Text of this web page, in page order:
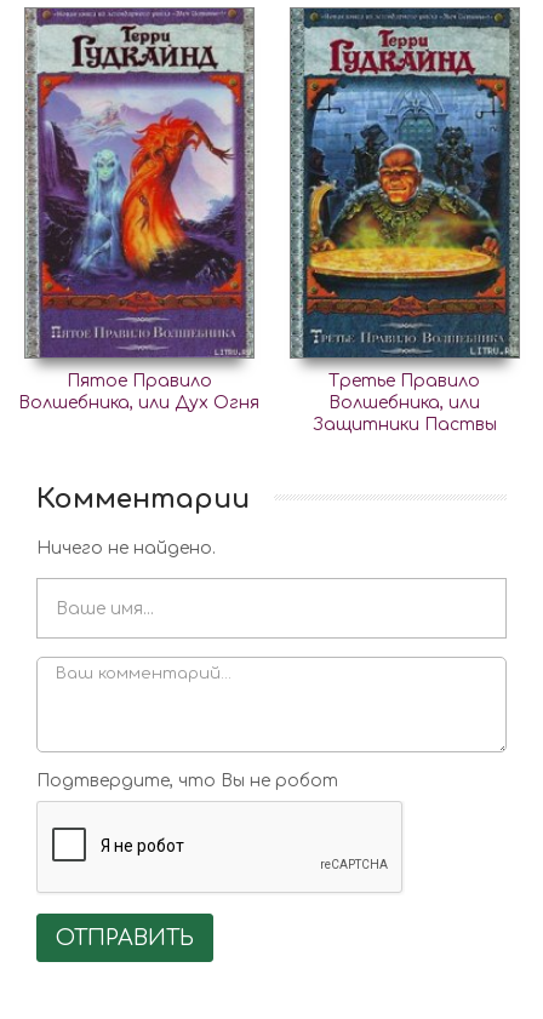
Пятое Правило
Волшебника, или Дух Огня
Третье Правило
Волшебника, или
Защитники Паствы
Комментарии
Ничего не найдено.
Подтвердите, что Вы не робот
ОТПРАВИТЬ